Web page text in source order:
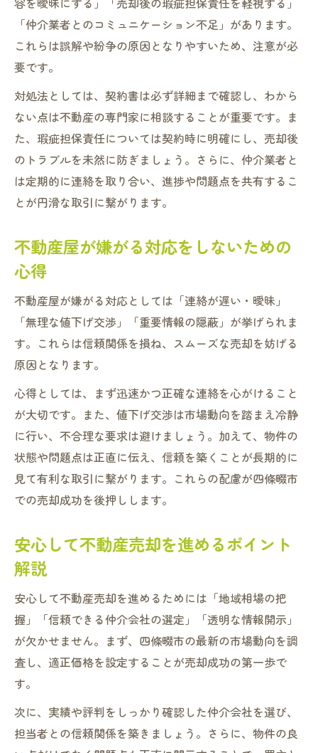
「仲介業者とのコミュニケーション不足」があります。
これらは誤解や紛争の原因となりやすいため、注意が必
要です。
対処法としては、契約書は必ず詳細まで確認し、わから
ない点は不動産の専門家に相談することが重要です。ま
た、瑕疵担保責任については契約時に明確にし、売却後
のトラブルを未然に防ぎましょう。さらに、仲介業者と
は定期的に連絡を取り合い、進捗や問題点を共有するこ
とが円滑な取引に繋がります。
不動産屋が嫌がる対応をしないための
心得
不動産屋が嫌がる対応としては「連絡が遅い・曖昧」
「無理な値下げ交渉」「重要情報の隠蔽」が挙げられま
す。これらは信頼関係を損ね、スムーズな売却を妨げる
原因となります。
心得としては、まず迅速かつ正確な連絡を心がけること
が大切です。また、値下げ交渉は市場動向を踏まえ冷静
に行い、不合理な要求は避けましょう。加えて、物件の
状態や問題点は正直に伝え、信頼を築くことが長期的に
見て有利な取引に繋がります。これらの配慮が四條畷市
での売却成功を後押しします。
安心して不動産売却を進めるポイント
解説
安心して不動産売却を進めるためには「地域相場の把
握」「信頼できる仲介会社の選定」「透明な情報開示」
が欠かせません。まず、四條畷市の最新の市場動向を調
査し、適正価格を設定することが売却成功の第一歩で
す。
次に、実績や評判をしっかり確認した仲介会社を選び、
担当者との信頼関係を築きましょう。さらに、物件の良